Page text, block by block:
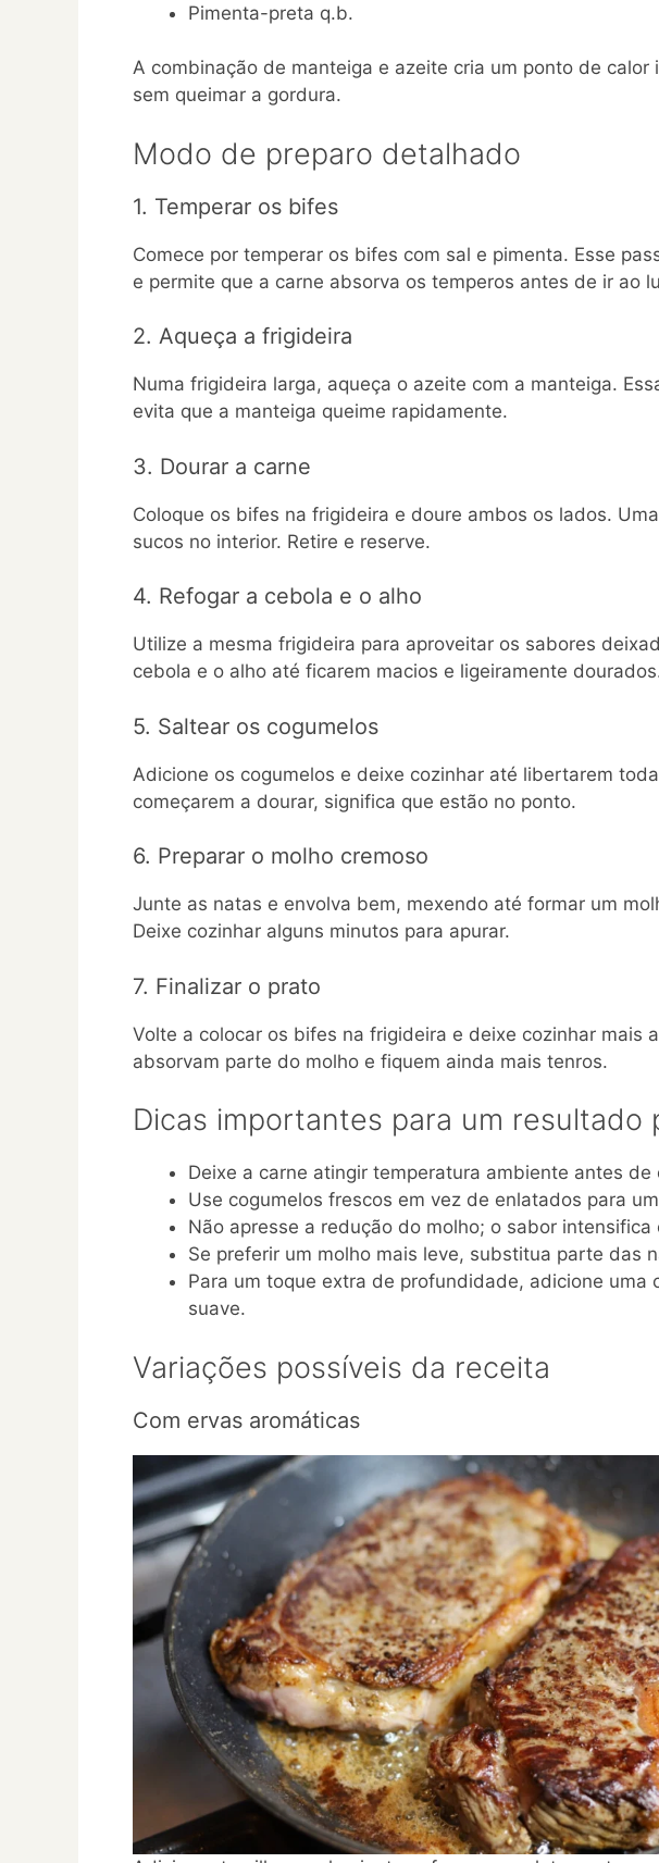
Pimenta-preta q.b.
A combinação de manteiga e azeite cria um ponto de calor
sem queimar a gordura.
Modo de preparo detalhado
1. Temperar os bifes
Comece por temperar os bifes com sal e pimenta. Esse
e permite que a carne absorva os temperos antes de ir ao
2. Aqueça a frigideira
Numa frigideira larga, aqueça o azeite com a manteiga.
evita que a manteiga queime rapidamente.
3. Dourar a carne
Coloque os bifes na frigideira e doure ambos os lados.
sucos no interior. Retire e reserve.
4. Refogar a cebola e o alho
Utilize a mesma frigideira para aproveitar os sabores
cebola e o alho até ficarem macios e ligeiramente
5. Saltear os cogumelos
Adicione os cogumelos e deixe cozinhar até libertarem
começarem a dourar, significa que estão no ponto.
6. Preparar o molho cremoso
Junte as natas e envolva bem, mexendo até formar um
Deixe cozinhar alguns minutos para apurar.
7. Finalizar o prato
Volte a colocar os bifes na frigideira e deixe cozinhar mais
absorvam parte do molho e fiquem ainda mais tenros.
Dicas importantes para um resultado
Deixe a carne atingir temperatura ambiente antes de
Use cogumelos frescos em vez de enlatados para
Não apresse a redução do molho; o sabor intensifica
Se preferir um molho mais leve, substitua parte das
Para um toque extra de profundidade, adicione uma
suave.
Variações possíveis da receita
Com ervas aromáticas